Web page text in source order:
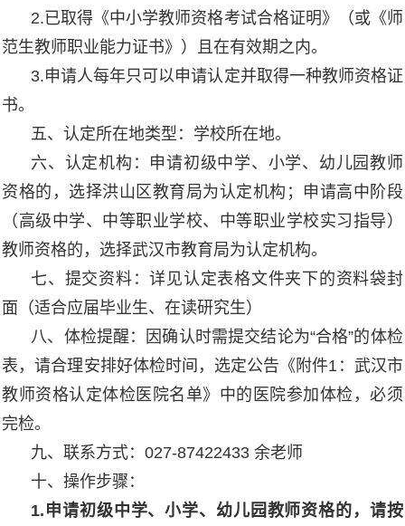
2.已取得《中小学教师资格考试合格证明》（或《师
范生教师职业能力证书》）且在有效期之内。
3.申请人每年只可以申请认定并取得一种教师资格证
书。
五、认定所在地类型：学校所在地。
六、认定机构：申请初级中学、小学、幼儿园教师
资格的，选择洪山区教育局为认定机构；申请高中阶段
（高级中学、中等职业学校、中等职业学校实习指导）
教师资格的，选择武汉市教育局为认定机构。
七、提交资料：详见认定表格文件夹下的资料袋封
面（适合应届毕业生、在读研究生）
八、体检提醒：因确认时需提交结论为“合格”的体检
表，请合理安排好体检时间，选定公告《附件1：武汉市
教师资格认定体检医院名单》中的医院参加体检，必须
完检。
九、联系方式：027-87422433 余老师
十、操作步骤：
1.申请初级中学、小学、幼儿园教师资格的，请按